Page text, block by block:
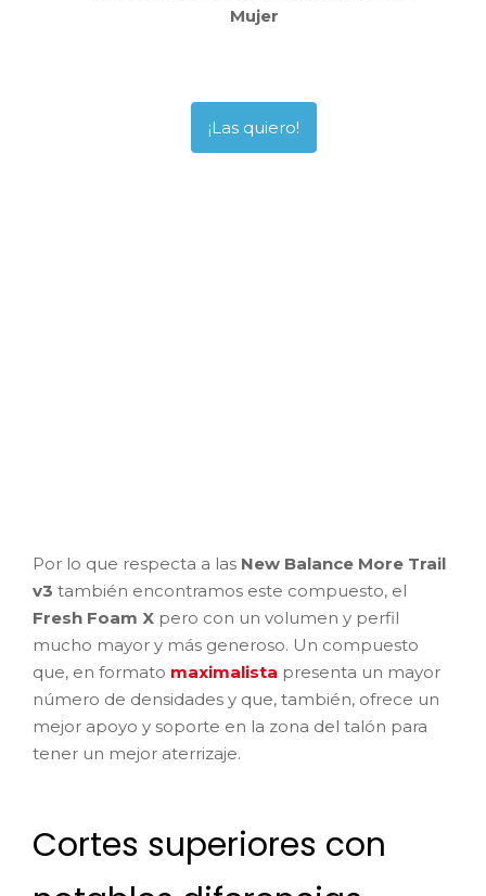
Mujer
¡Las quiero!
Por lo que respecta a las New Balance More Trail
v3 también encontramos este compuesto, el
Fresh Foam X pero con un volumen y perfil
mucho mayor y más generoso. Un compuesto
que, en formato maximalista presenta un mayor
número de densidades y que, también, ofrece un
mejor apoyo y soporte en la zona del talón para
tener un mejor aterrizaje.
Cortes superiores con